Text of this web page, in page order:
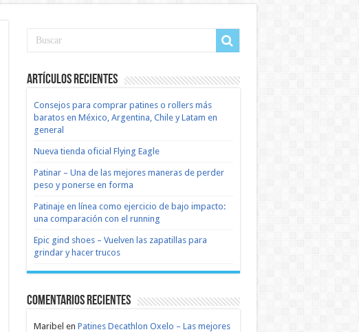
Artículos recientes
Consejos para comprar patines o rollers más
baratos en México, Argentina, Chile y Latam en
general
Nueva tienda oficial Flying Eagle
Patinar – Una de las mejores maneras de perder
peso y ponerse en forma
Patinaje en línea como ejercicio de bajo impacto:
una comparación con el running
Epic gind shoes – Vuelven las zapatillas para
grindar y hacer trucos
Comentarios recientes
Maribel en Patines Decathlon Oxelo – Las mejores